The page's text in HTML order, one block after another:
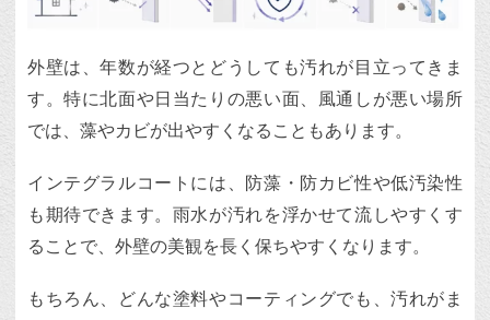
外壁は、年数が経つとどうしても汚れが目立ってきま
す。特に北面や日当たりの悪い面、風通しが悪い場所
では、藻やカビが出やすくなることもあります。
インテグラルコートには、防藻・防カビ性や低汚染性
も期待できます。雨水が汚れを浮かせて流しやすくす
ることで、外壁の美観を長く保ちやすくなります。
もちろん、どんな塗料やコーティングでも、汚れがま